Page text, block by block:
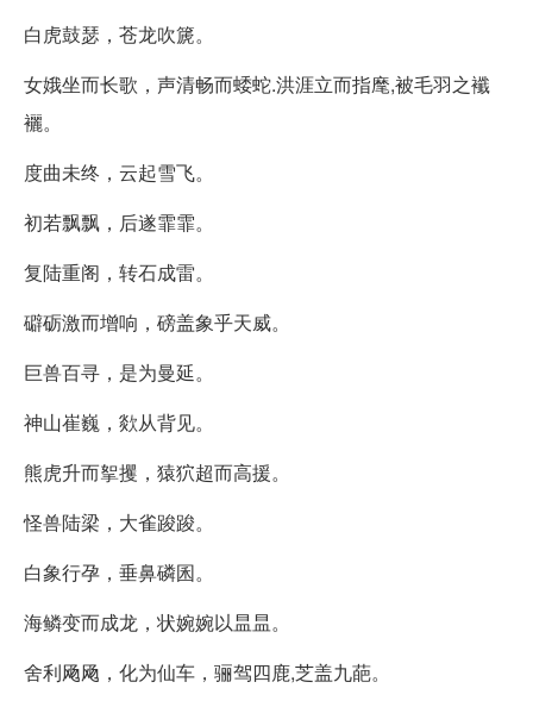
白虎鼓瑟，苍龙吹篪。
女娥坐而长歌，声清畅而蜲蛇.洪涯立而指麾,被毛羽之襳
襹。
度曲未终，云起雪飞。
初若飘飘，后遂霏霏。
复陆重阁，转石成雷。
礔砺激而增响，磅盖象乎天威。
巨兽百寻，是为曼延。
神山崔巍，欻从背见。
熊虎升而挐攫，猿狖超而高援。
怪兽陆梁，大雀踆踆。
白象行孕，垂鼻磷囷。
海鳞变而成龙，状婉婉以昷昷。
舍利飏飏，化为仙车，骊驾四鹿,芝盖九葩。